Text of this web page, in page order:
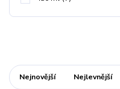
Nejnovější Nejlevnější